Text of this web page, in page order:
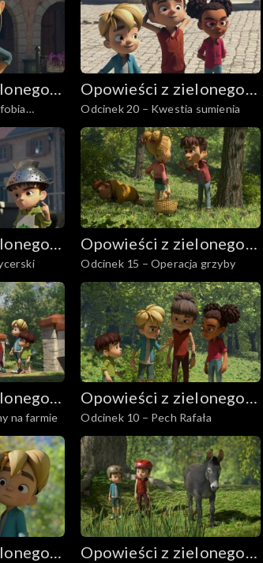
Opowieści z zielonego
lasu
Odcinek 20 – Kwestia sumienia
Opowieści z zielonego
lasu
Odcinek 15 – Operacja grzyby
na farmie
Opowieści z zielonego
lasu
Odcinek 10 – Pech Rafała
Opowieści z zielonego